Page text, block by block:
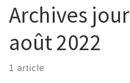
Archives
août 2022
1 article